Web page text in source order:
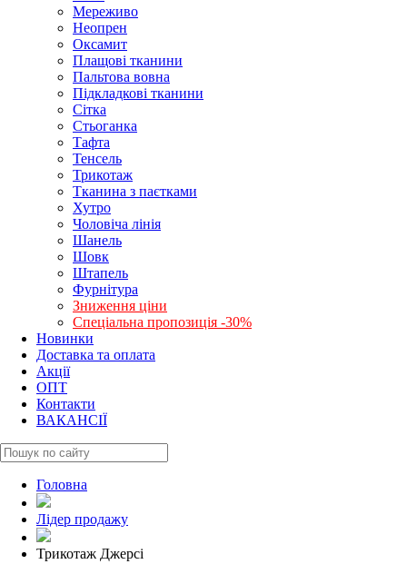
Мереживо
Неопрен
Оксамит
Плащові тканини
Пальтова вовна
Підкладкові тканини
Сітка
Стьоганка
Тафта
Тенсель
Трикотаж
Тканина з паєтками
Хутро
Чоловіча лінія
Шанель
Шовк
Штапель
Фурнітура
Зниження ціни
Спеціальна пропозиція -30%
Новинки
Доставка та оплата
Акції
ОПТ
Контакти
ВАКАНСІЇ
Головна
Лідер продажу
Трикотаж Джерсі